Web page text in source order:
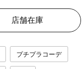
店舗在庫
プチプラコーデ